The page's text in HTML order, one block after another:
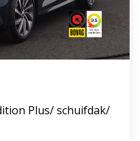
Plus/ schuifdak/